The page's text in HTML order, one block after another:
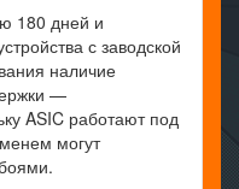
180 дней и
с заводской
наличие
—
ASIC работают под
могут